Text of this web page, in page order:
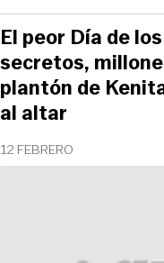
12 FEBRERO
El peor Día de
secretos,
plantón de
al altar